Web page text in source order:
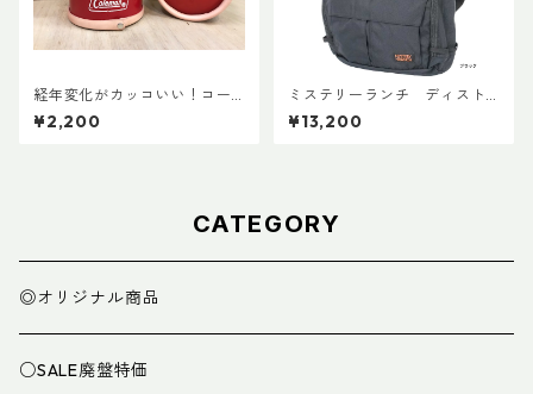
経年変化がカッコいい！コー
ルマン・ランタン用ボトムレ
ザーカバー135mm
¥2,200
ミステリーランチ ディスト
リクト８
¥13,200
CATEGORY
◎オリジナル商品
○SALE廃盤特価